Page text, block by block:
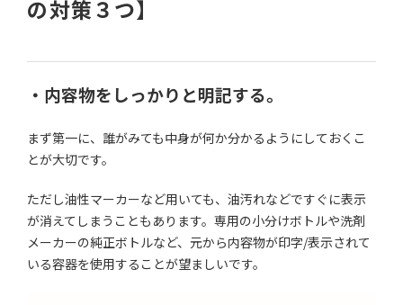
の対策３つ】
・内容物をしっかりと明記する。
まず第一に、誰がみても中身が何か分かるようにしておくこ
とが大切です。
ただし油性マーカーなど用いても、油汚れなどですぐに表示
が消えてしまうこともあります。専用の小分けボトルや洗剤
メーカーの純正ボトルなど、元から内容物が印字/表示されて
いる容器を使用することが望ましいです。